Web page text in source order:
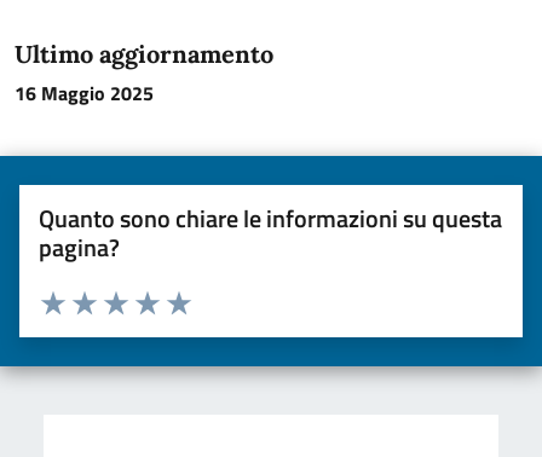
Ultimo aggiornamento
16 Maggio 2025
Quanto sono chiare le informazioni su questa
pagina?
Valuta da 1 a 5 stelle la pagina
Valuta 5 stelle su 5
Valuta 4 stelle su 5
Valuta 3 stelle su 5
Valuta 2 stelle su 5
Valuta una stella su 5